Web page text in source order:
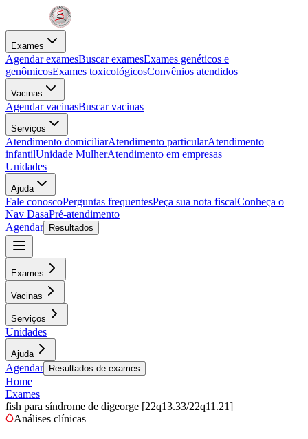
Exames
Agendar examesBuscar examesExames genéticos e
genômicosExames toxicológicosConvênios atendidos
Vacinas
Agendar vacinasBuscar vacinas
Serviços
Atendimento domiciliarAtendimento particularAtendimento
infantilUnidade MulherAtendimento em empresas
Unidades
Ajuda
Fale conoscoPerguntas frequentesPeça sua nota fiscalConheça o
Nav DasaPré-atendimento
Agendar
Resultados
Exames
Vacinas
Serviços
Unidades
Ajuda
Agendar Resultados de exames
Home
Exames
fish para síndrome de digeorge [22q13.33/22q11.21]
Análises clínicas